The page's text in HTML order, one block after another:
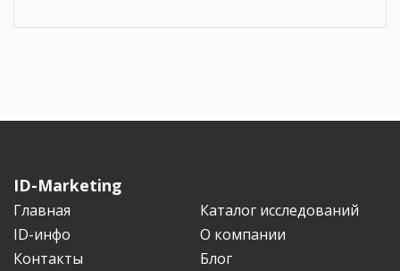
ID-Marketing
Главная
Каталог исследований
ID-инфо
О компании
Контакты
Блог